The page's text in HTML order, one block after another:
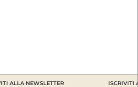
ALLA NEWSLETTER ISCRIVITI